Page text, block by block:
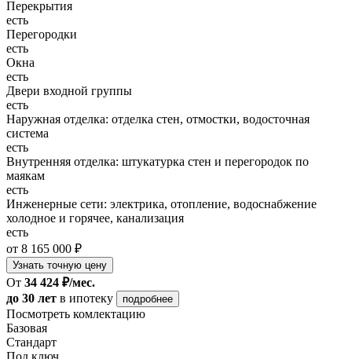
Перекрытия
есть
Перегородки
есть
Окна
есть
Двери входной группы
есть
Наружная отделка: отделка стен, отмостки, водосточная
система
есть
Внутренняя отделка: штукатурка стен и перегородок по
маякам
есть
Инженерные сети: электрика, отопление, водоснабжение
холодное и горячее, канализация
есть
от 8 165 000 ₽
Узнать точную цену
От 34 424 ₽/мес.
до 30 лет в ипотеку подробнее
Посмотреть комлектацию
Базовая
Стандарт
Под ключ